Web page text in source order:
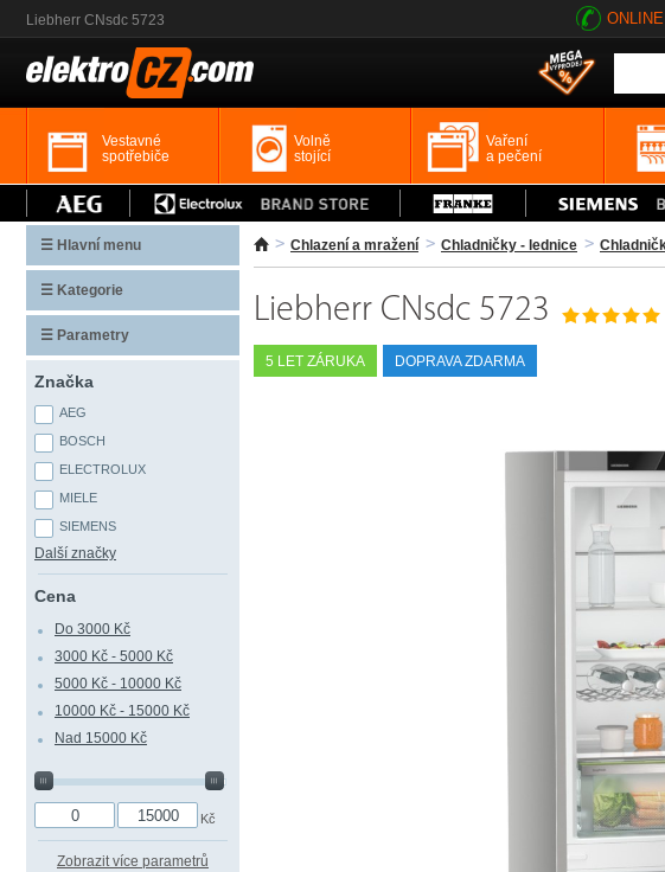
Liebherr CNsdc 5723
Vestavné
spotřebiče
Volně
stojící
Vaření
a pečení
Chlazení a mražení Chladničky - lednice
Liebherr CNsdc 5723
5 LET ZÁRUKA DOPRAVA ZDARMA
☰ Hlavní menu
☰ Kategorie
☰ Parametry
Značka
AEG
BOSCH
ELECTROLUX
MIELE
SIEMENS
Další značky
Cena
Do 3000 Kč
3000 Kč - 5000 Kč
5000 Kč - 10000 Kč
10000 Kč - 15000 Kč
Nad 15000 Kč
Kč
Zobrazit více parametrů